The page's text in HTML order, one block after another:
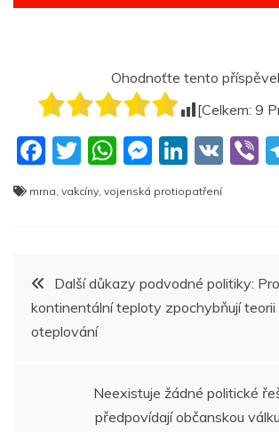
Ohodnoťte tento
[Celkem: 9
F
c
o
o
k
T
w
itt
W
h
at
p
p
M
ss
g
er
Li
n
n
V
mrna, vakcíny, vojenská protiopatření
Navigace
pro
Další důkazy podvodné politiky:
kontinentální teploty zpochybňují teorii
oteplování
Neexistuje žádné politické
předpovídají občanskou